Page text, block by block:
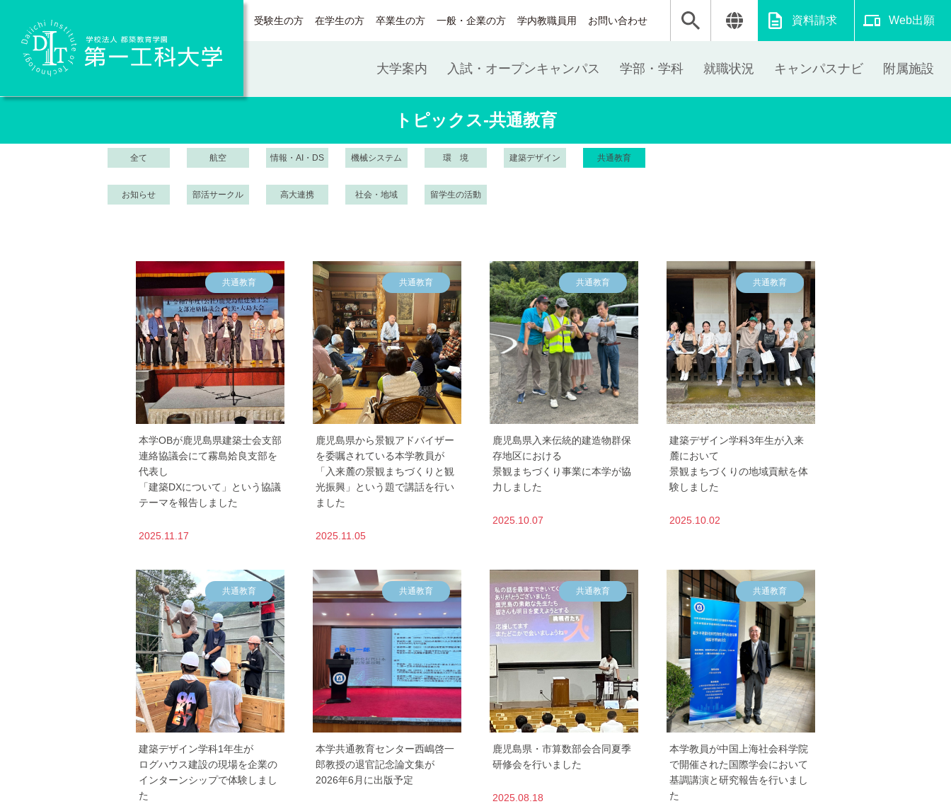
受験生の方 在学生の方 卒業生の方 一般・企業の方 学内教職員用 お問い合わせ 資料請求 Web出願
Daiichi Institute of Technology 大学案内 入試・オープンキャンパス 学部・学科 就職状況 キャンパスナビ 附属施設
トピックス-共通教育
全て 航空 情報・AI・DS 機械システム 環 境 建築デザイン 共通教育
お知らせ 部活サークル 高大連携 社会・地域 留学生の活動
本学OBが鹿児島県建築士会支部
連絡協議会にて霧島姶良支部を
代表し
「建築DXについて」という協議
テーマを報告しました
2025.11.17
共通教育
鹿児島県から景観アドバイザー
を委嘱されている本学教員が
「入来麓の景観まちづくりと観
光振興」という題で講話を行い
ました
2025.11.05
共通教育
鹿児島県入来伝統的建造物群保
存地区における
景観まちづくり事業に本学が協
力しました
2025.10.07
共通教育
建築デザイン学科3年生が入来
麓において
景観まちづくりの地域貢献を体
験しました
2025.10.02
共通教育
建築デザイン学科1年生が
ログハウス建設の現場を企業の
インターンシップで体験しまし
た
共通教育
本学共通教育センター西嶋啓一
郎教授の退官記念論文集が
2026年6月に出版予定
共通教育
鹿児島県・市算数部会合同夏季
研修会を行いました
2025.08.18
共通教育
本学教員が中国上海社会科学院
で開催された国際学会において
基調講演と研究報告を行いまし
た
共通教育